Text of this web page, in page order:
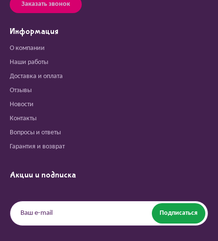
Заказать звонок
Информация
О компании
Наши работы
Доставка и оплата
Отзывы
Новости
Контакты
Вопросы и ответы
Гарантия и возврат
Акции и подписка
Подписаться